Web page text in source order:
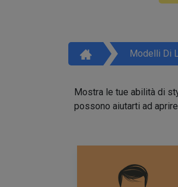
Modelli Di
Mostra le tue abilità di
possono aiutarti ad